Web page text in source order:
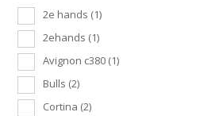
2e hands (1)
2ehands (1)
Avignon c380 (1)
Bulls (2)
Cortina (2)